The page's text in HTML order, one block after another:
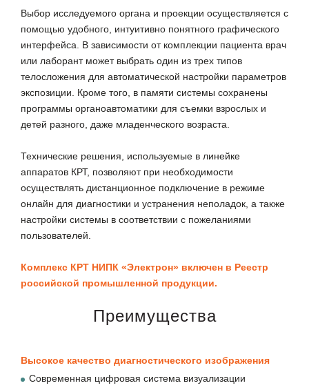
Выбор исследуемого органа и проекции осуществляется с
помощью удобного, интуитивно понятного графического
интерфейса. В зависимости от комплекции пациента врач
или лаборант может выбрать один из трех типов
телосложения для автоматической настройки параметров
экспозиции. Кроме того, в памяти системы сохранены
программы органоавтоматики для съемки взрослых и
детей разного, даже младенческого возраста.
Технические решения, используемые в линейке
аппаратов КРТ, позволяют при необходимости
осуществлять дистанционное подключение в режиме
онлайн для диагностики и устранения неполадок, а также
настройки системы в соответствии с пожеланиями
пользователей.
Комплекс КРТ НИПК «Электрон» включен в Реестр
российской промышленной продукции.
Преимущества
Высокое качество диагностического изображения
Современная цифровая система визуализации